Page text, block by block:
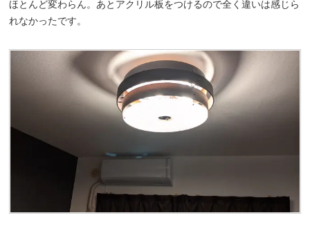
ほとんど変わらん。あとアクリル板をつけるので全く違いは感じら
れなかったです。